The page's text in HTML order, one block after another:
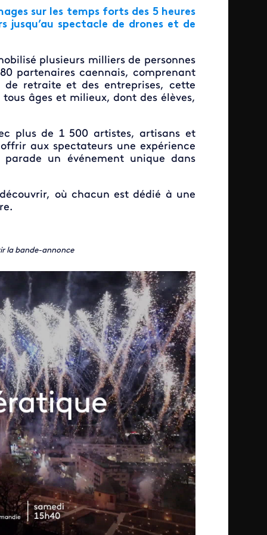
sur les temps forts des 5 heures
jusqu’au spectacle de drones et de
plusieurs milliers de personnes
partenaires caennais, comprenant
de retraite et des entreprises, cette
âges et milieux, dont des élèves,
plus de 1 500 artistes, artisans et
aux spectateurs une expérience
un événement unique dans
où chacun est dédié à une
la bande-annonce